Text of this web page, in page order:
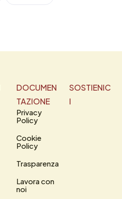
DOCUMEN
TAZIONE
Privacy
Policy
Cookie
Policy
Trasparenza
Lavora con
noi
SOSTIENIC
I